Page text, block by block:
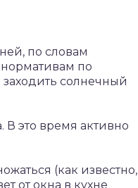
по словам
нормативам по
солнечный
это время активно
(как известно,
от окна в кухне